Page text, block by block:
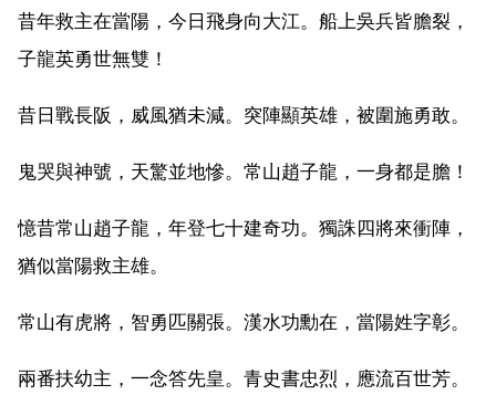
昔年救主在當陽，今日飛身向大江。船上吳兵皆膽裂，
子龍英勇世無雙！
昔日戰長阪，威風猶未減。突陣顯英雄，被圍施勇敢。
鬼哭與神號，天驚並地慘。常山趙子龍，一身都是膽！
憶昔常山趙子龍，年登七十建奇功。獨誅四將來衝陣，
猶似當陽救主雄。
常山有虎將，智勇匹關張。漢水功勳在，當陽姓字彰。
兩番扶幼主，一念答先皇。青史書忠烈，應流百世芳。